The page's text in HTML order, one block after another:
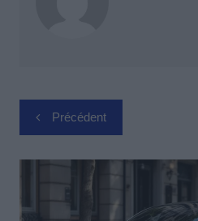
Navigation
de
l’article
Précédent